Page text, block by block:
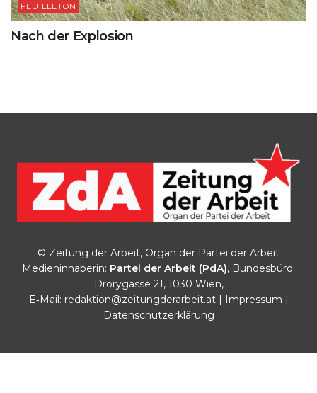
FEUILLETON
Nach der Explosion
© Zeitung der Arbeit, Organ der Partei der Arbeit
Medieninhaberin: Partei der Arbeit (PdA), Bundesbüro:
Drorygasse 21, 1030 Wien,
E‑Mail: redaktion@zeitungderarbeit.at| Impressum |
Datenschutzerklärung